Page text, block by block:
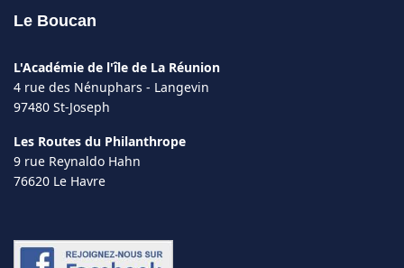
Le Boucan
L'Académie de l'île de La Réunion
4 rue des Nénuphars - Langevin
97480 St-Joseph
Les Routes du Philanthrope
9 rue Reynaldo Hahn
76620 Le Havre